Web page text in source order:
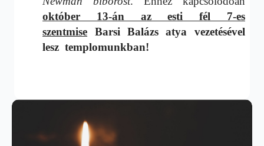
október 13-án az esti fél 7-es
szentmise Barsi Balázs atya vezetésével
lesz templomunkban!